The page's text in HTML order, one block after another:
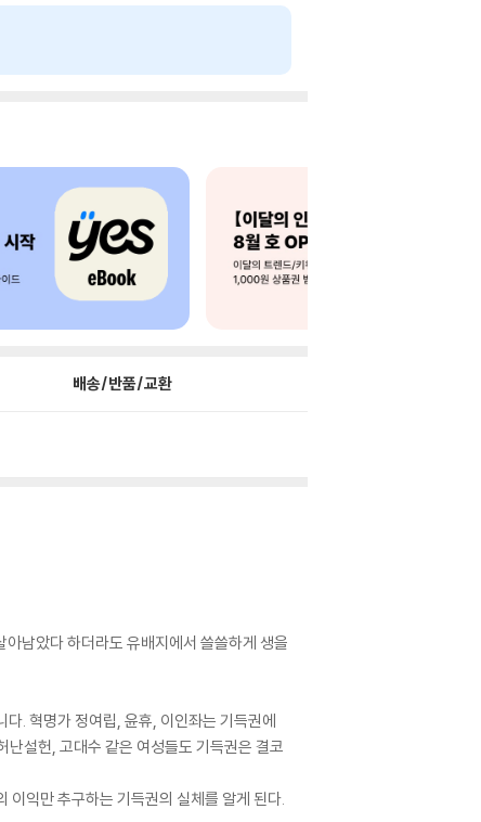
배송/반품/교환
남았다 하더라도 유배지에서 쓸쓸하게 생을
. 혁명가 정여립, 윤휴, 이인좌는 기득권에
설헌, 고대수 같은 여성들도 기득권은 결코
이익만 추구하는 기득권의 실체를 알게 된다.